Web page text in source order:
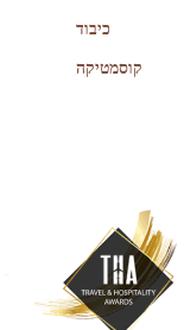
כיבוד
קוסמטיקה